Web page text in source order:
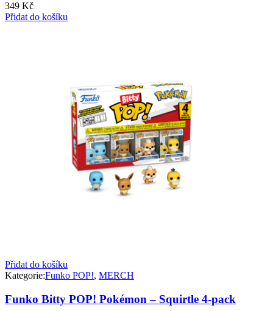
349 Kč
Přidat do košíku
Přidat do košíku
Kategorie:Funko POP!, MERCH
Funko Bitty POP! Pokémon – Squirtle 4-pack